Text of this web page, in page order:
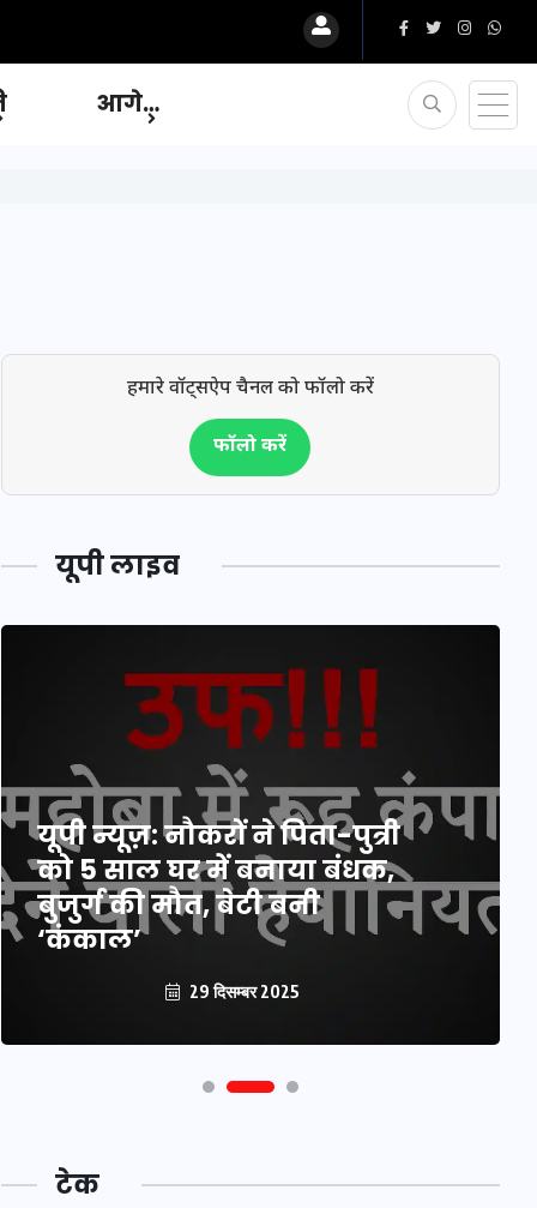
आगे…
हमारे वॉट्सऐप चैनल को फॉलो करें
फॉलो करें
यूपी लाइव
यूपी न्यूज़: नौकरों ने पिता-पुत्री
को 5 साल घर में बनाया बंधक,
बुजुर्ग की मौत, बेटी बनी
‘कंकाल’
29 दिसम्बर 2025
टेक